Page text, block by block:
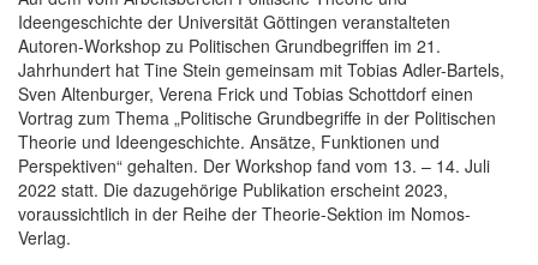
Ideengeschichte der Universität Göttingen veranstalteten
Autoren-Workshop zu Politischen Grundbegriffen im 21.
Jahrhundert hat Tine Stein gemeinsam mit Tobias Adler-Bartels,
Sven Altenburger, Verena Frick und Tobias Schottdorf einen
Vortrag zum Thema „Politische Grundbegriffe in der Politischen
Theorie und Ideengeschichte. Ansätze, Funktionen und
Perspektiven“ gehalten. Der Workshop fand vom 13. – 14. Juli
2022 statt. Die dazugehörige Publikation erscheint 2023,
voraussichtlich in der Reihe der Theorie-Sektion im Nomos-
Verlag.